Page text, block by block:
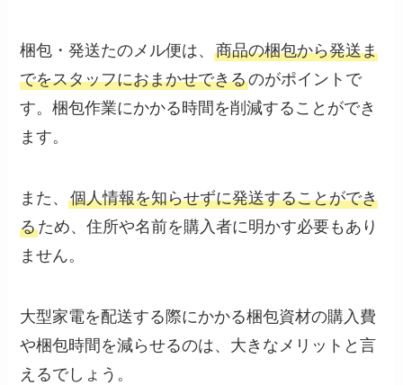
梱包・発送たのメル便は、商品の梱包から発送ま
でをスタッフにおまかせできるのがポイントで
す。梱包作業にかかる時間を削減することができ
ます。
また、個人情報を知らせずに発送することができ
るため、住所や名前を購入者に明かす必要もあり
ません。
大型家電を配送する際にかかる梱包資材の購入費
や梱包時間を減らせるのは、大きなメリットと言
えるでしょう。